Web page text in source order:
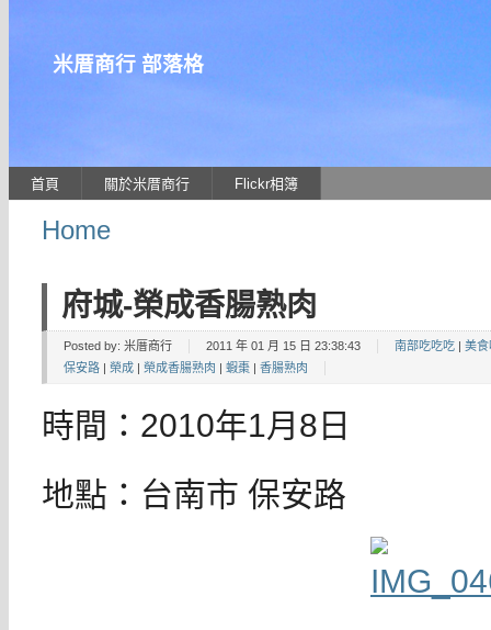
米厝商行 部落格
首頁 關於米厝商行 Flickr相簿
Home
府城-榮成香腸熟肉
Posted by: 米厝商行 2011 年 01 月 15 日 23:38:43 南部吃吃吃
美食
保安路 | 榮成 | 榮成香腸熟肉 | 蝦棗 | 香腸熟肉
時間：2010年1月8日
地點：台南市 保安路